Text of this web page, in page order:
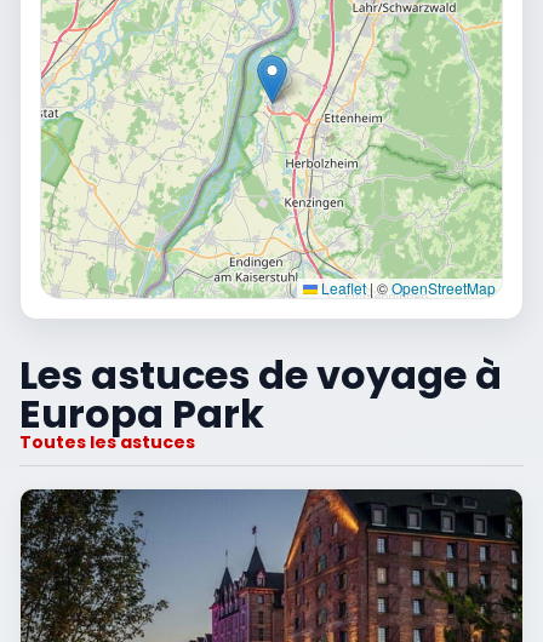
Leaflet| ©OpenStreetMap
Les astuces de voyage à
Europa Park
Toutes les astuces